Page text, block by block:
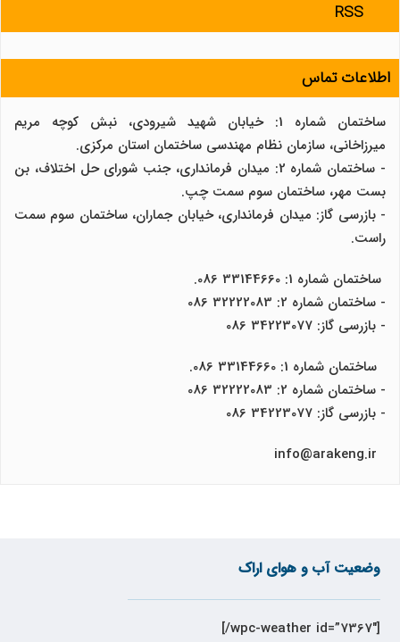
RSS
اطلاعات تماس
ساختمان شماره 1: خیابان شهید شیرودی، نبش کوچه مریم
میرزاخانی، سازمان نظام مهندسی ساختمان استان مرکزی.
- ساختمان شماره 2: میدان فرمانداری، جنب شورای حل اختلاف، بن
بست مهر، ساختمان سوم سمت چپ.
- بازرسی گاز: میدان فرمانداری، خیابان جماران، ساختمان سوم سمت
راست.
ساختمان شماره 1: 33144660 086.
- ساختمان شماره 2: 32222083 086
- بازرسی گاز: 34223077 086
ساختمان شماره 1: 33144660 086.
- ساختمان شماره 2: 32222083 086
- بازرسی گاز: 34223077 086
وضعیت آب و هوای اراک
[wpc-weather id=”7367″/]